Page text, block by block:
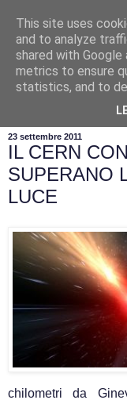
23 settembre 2011
IL CERN
SUPERANO
LUCE
chilometri da
This site uses
and to analyze
shared with
metrics to ensure
statistics, and to